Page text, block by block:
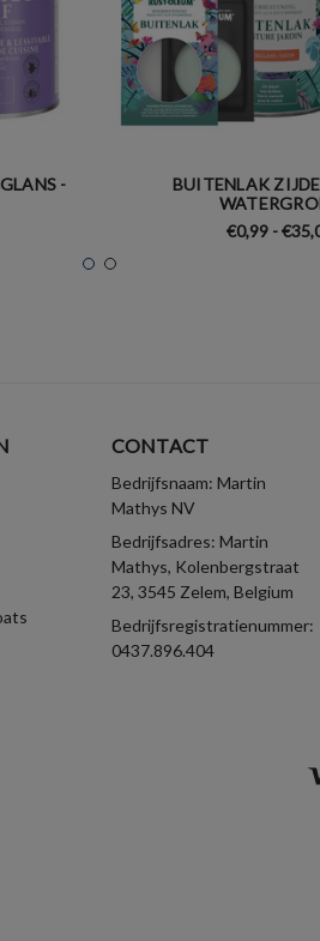
-
BUITENLAK
€0,99 -
CONTACT
Bedrijfsnaam: Martin
Mathys NV
Bedrijfsadres: Martin
Mathys, Kolenbergstraat
23, 3545 Zelem, Belgium
Bedrijfsregistratienummer:
0437.896.404